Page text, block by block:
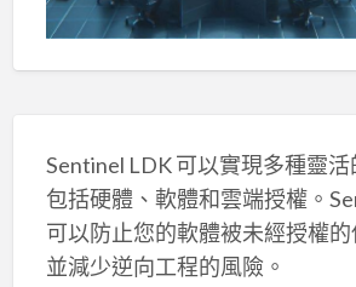
Sentinel LDK 可以實現多種靈活
包括硬體、軟體和雲端授權。
可以防止您的軟體被未經授權的
並減少逆向工程的風險。